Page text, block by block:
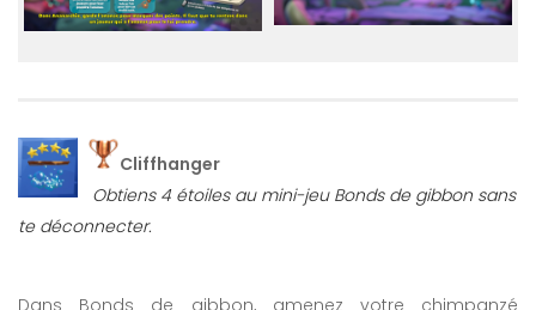
Cliffhanger
Obtiens 4 étoiles au mini-jeu Bonds de gibbon sans
te déconnecter.